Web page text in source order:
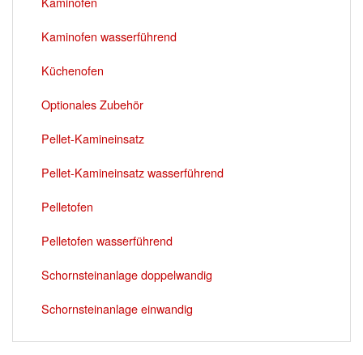
Kaminofen wasserführend
Küchenofen
Optionales Zubehör
Pellet-Kamineinsatz
Pellet-Kamineinsatz wasserführend
Pelletofen
Pelletofen wasserführend
Schornsteinanlage doppelwandig
Schornsteinanlage einwandig